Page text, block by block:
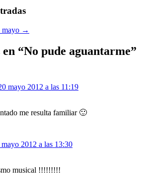
mayo →
“No pude aguantarme”
mayo 2012 a las 11:19
me resulta familiar 🙂
mayo 2012 a las 13:30
musical !!!!!!!!!